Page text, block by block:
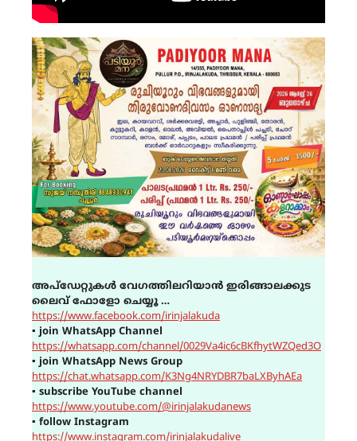
അപ്ഡേറ്റുകൾ വേഗത്തിലറിയാൻ ഇരിങ്ങാലക്കുട
ലൈവ് ഫോളോ ചെയ്യൂ …
https://www.facebook.com/irinjalakuda
▪ join WhatsApp Channel
https://whatsapp.com/channel/0029Va4ic6cBKfhytWZQed3O
▪ join WhatsApp News Group
https://chat.whatsapp.com/K3Ng4NRYDBR7baLXByhAEa
▪ subscribe YouTube channel
https://www.youtube.com/@irinjalakudanews
▪ follow Instagram
https://www.instagram.com/irinjalakudalive